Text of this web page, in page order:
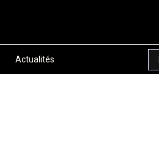
Actualités